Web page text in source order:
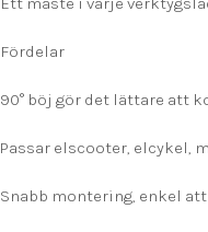
Fördelar
90° böj gör det lättare att
Passar elscooter, elcykel,
Snabb montering, enkel att